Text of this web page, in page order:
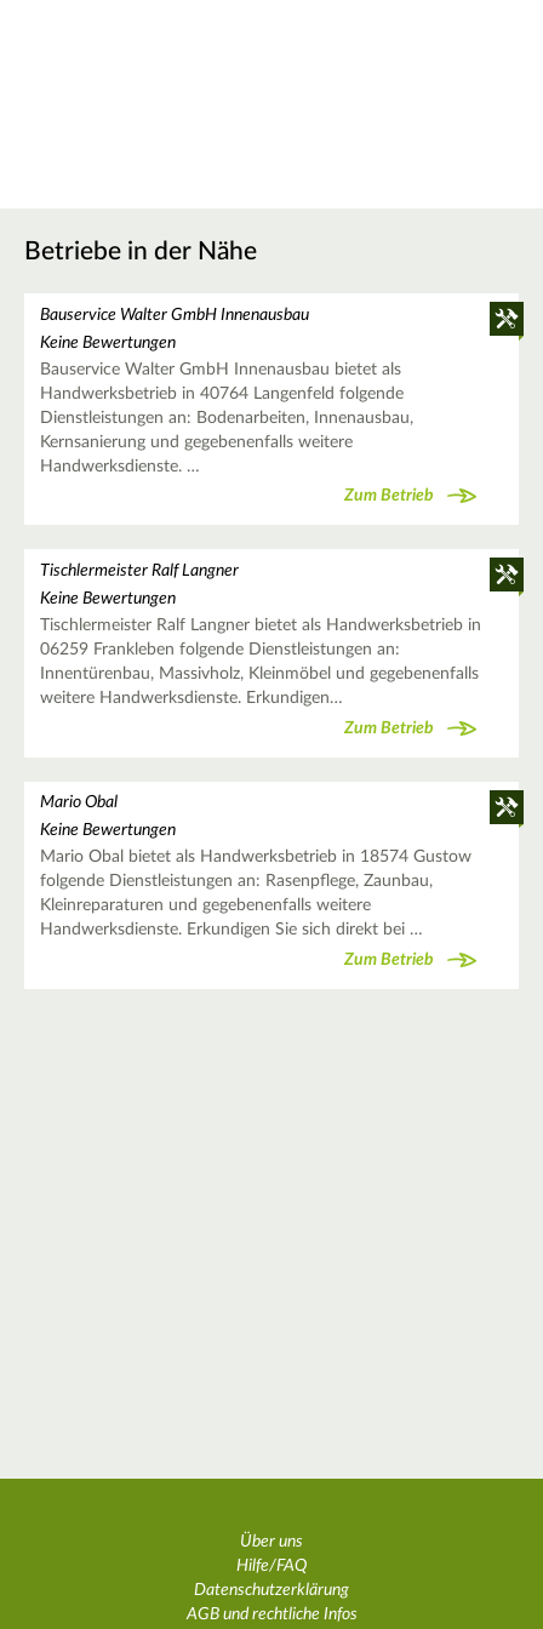
Betriebe in der Nähe
Bauservice Walter GmbH Innenausbau
Keine Bewertungen
Bauservice Walter GmbH Innenausbau bietet als
Handwerksbetrieb in 40764 Langenfeld folgende
Dienstleistungen an: Bodenarbeiten, Innenausbau,
Kernsanierung und gegebenenfalls weitere
Handwerksdienste. …
Zum Betrieb
Tischlermeister Ralf Langner
Keine Bewertungen
Tischlermeister Ralf Langner bietet als Handwerksbetrieb in
06259 Frankleben folgende Dienstleistungen an:
Innentürenbau, Massivholz, Kleinmöbel und gegebenenfalls
weitere Handwerksdienste. Erkundigen…
Zum Betrieb
Mario Obal
Keine Bewertungen
Mario Obal bietet als Handwerksbetrieb in 18574 Gustow
folgende Dienstleistungen an: Rasenpflege, Zaunbau,
Kleinreparaturen und gegebenenfalls weitere
Handwerksdienste. Erkundigen Sie sich direkt bei …
Zum Betrieb
Über uns
Hilfe/FAQ
Datenschutzerklärung
AGB und rechtliche Infos